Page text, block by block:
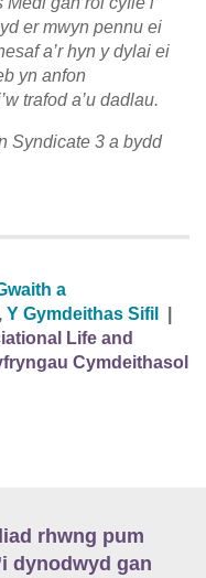
er mwyn pennu ei
a’r hyn y dylai ei
yn anfon
trafod a’u dadlau.
Syndicate 3 a bydd
a
, Y Gymdeithas Sifil
Life and
Cymdeithasol
rhwng pum
dynodwyd gan